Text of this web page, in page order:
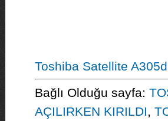
Toshiba Satellite
Bağlı Olduğu sayfa:
AÇILIRKEN KIRILDI,